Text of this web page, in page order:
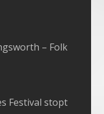
– Folk
Festival stopt